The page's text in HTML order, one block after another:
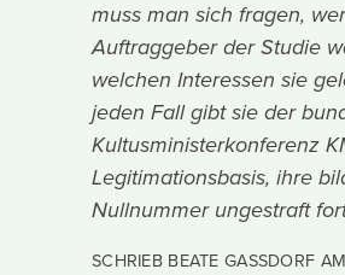
muss man sich fragen,
Auftraggeber der Studie
welchen Interessen sie
jeden Fall gibt sie der
Kultusministerkonferenz
Legitimationsbasis, ihre
Nullnummer ungestraft
SCHRIEB BEATE GASSDORF AM